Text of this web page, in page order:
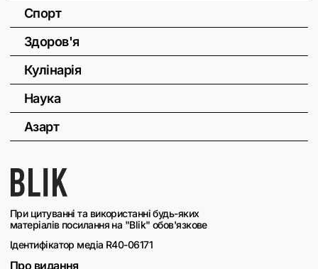
При цитуванні та використанні будь-яких
матеріалів посилання на "Blik" обов'язкове
Ідентифікатор медіа R40-06171
Про видання
Спорт
Здоров'я
Кулінарія
Наука
Азарт